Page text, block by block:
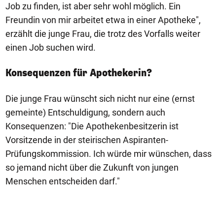
Job zu finden, ist aber sehr wohl möglich. Ein
Freundin von mir arbeitet etwa in einer Apotheke",
erzählt die junge Frau, die trotz des Vorfalls weiter
einen Job suchen wird.
Konsequenzen für Apothekerin?
Die junge Frau wünscht sich nicht nur eine (ernst
gemeinte) Entschuldigung, sondern auch
Konsequenzen: "Die Apothekenbesitzerin ist
Vorsitzende in der steirischen Aspiranten-
Prüfungskommission. Ich würde mir wünschen, dass
so jemand nicht über die Zukunft von jungen
Menschen entscheiden darf."